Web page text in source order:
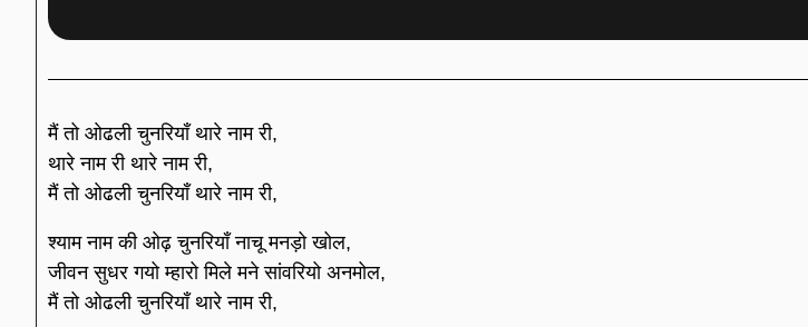
मैं तो ओढली चुनरियाँ थारे नाम री,
थारे नाम री थारे नाम री,
मैं तो ओढली चुनरियाँ थारे नाम री,
श्याम नाम की ओढ़ चुनरियाँ नाचू मनड़ो खोल,
जीवन सुधर गयो म्हारो मिले मने सांवरियो अनमोल,
मैं तो ओढली चुनरियाँ थारे नाम री,